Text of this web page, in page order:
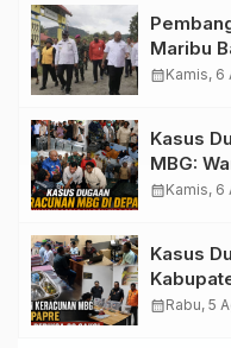
Maribu
Tami, Ini
calendar_monthKamis, 6
Kasus
MBG:
Yayasan
calendar_monthKamis, 6
Kasus
Orang
calendar_monthRabu, 5